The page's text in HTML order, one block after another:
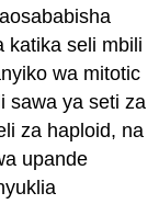
katika seli mbili
wa mitotic
sawa ya seti za
za haploid, na
upande